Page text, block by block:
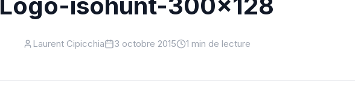
Laurent Cipicchia 3 octobre 2015 1 min de lecture